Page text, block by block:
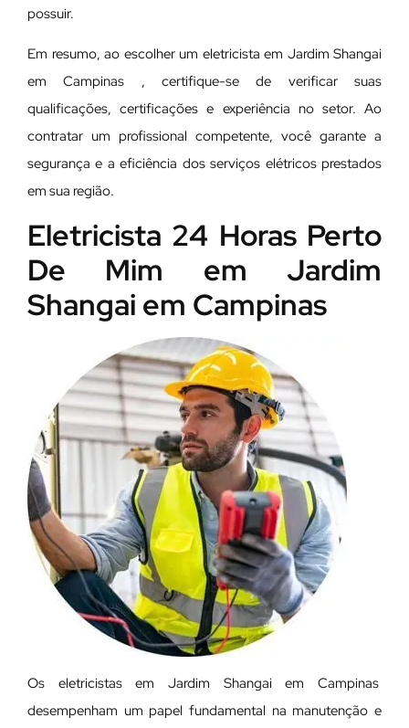
possuir.
Em resumo, ao escolher um eletricista em Jardim Shangai
em Campinas , certifique-se de verificar suas
qualificações, certificações e experiência no setor. Ao
contratar um profissional competente, você garante a
segurança e a eficiência dos serviços elétricos prestados
em sua região.
Eletricista 24 Horas Perto
De Mim em Jardim
Shangai em Campinas
Os eletricistas em Jardim Shangai em Campinas
desempenham um papel fundamental na manutenção e